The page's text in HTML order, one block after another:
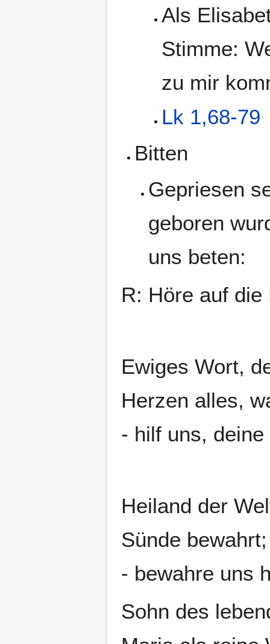
Als
Stimme:
zu mir
Lk 1,68-79
Bitten
Gepriesen
geboren
uns beten:
R: Höre auf
Ewiges Wort,
Herzen alles,
- hilf uns,
Heiland der
Sünde bewahrt;
- bewahre uns
Sohn des